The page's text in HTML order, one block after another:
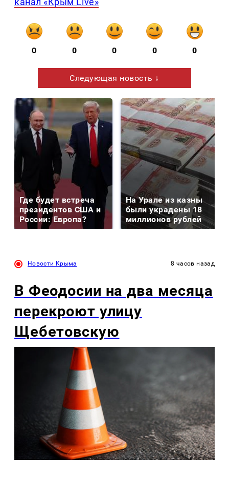
0 0 0 0 0
Следующая новость ↓
Где будет встреча
президентов США и
России: Европа?
На Урале из казны
были украдены 18
миллионов рублей
Новости Крыма 8 часов назад
В Феодосии на два месяца
перекроют улицу
Щебетовскую